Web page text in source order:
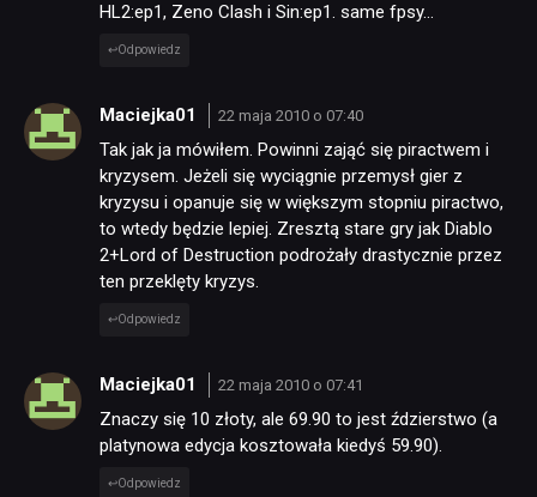
HL2:ep1, Zeno Clash i Sin:ep1. same fpsy…
Odpowiedz
Maciejka01 22 maja 2010 o 07:40
Tak jak ja mówiłem. Powinni zająć się piractwem i
kryzysem. Jeżeli się wyciągnie przemysł gier z
kryzysu i opanuje się w większym stopniu piractwo,
to wtedy będzie lepiej. Zresztą stare gry jak Diablo
2+Lord of Destruction podrożały drastycznie przez
ten przeklęty kryzys.
Odpowiedz
Maciejka01 22 maja 2010 o 07:41
Znaczy się 10 złoty, ale 69.90 to jest ździerstwo (a
platynowa edycja kosztowała kiedyś 59.90).
Odpowiedz